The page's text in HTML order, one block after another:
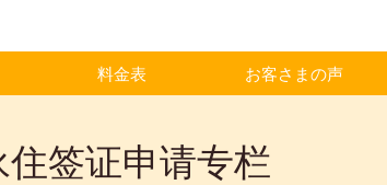
料金表 お客さまの声
住签证申请专栏